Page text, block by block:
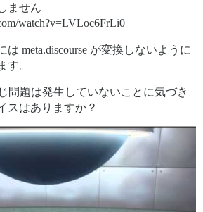
ません
watch?v=LVLoc6FrLi0
meta.discourse が変換しないように
す。
問題は発生していないことに気づき
スはありますか？